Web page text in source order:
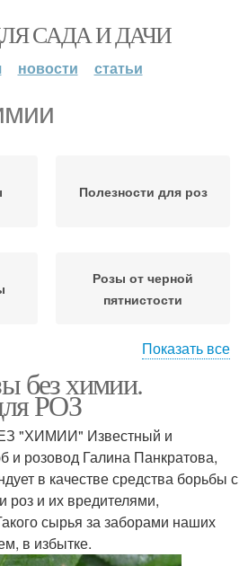
САДА И ДАЧИ
новости статьи
Полезности для роз
Розы от черной
пятнистости
Розы с открытой и
Хвощ для роз
Показать все
без химии.
РОЗ
"ХИМИИ" Известный и
и розовод Галина Панкратова,
в качестве средства борьбы с
и их вредителями,
сырья за заборами наших
в избытке.